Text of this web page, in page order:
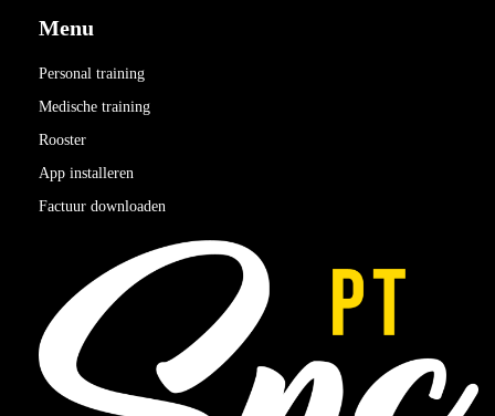
Menu
Personal training
Medische training
Rooster
App installeren
Factuur downloaden